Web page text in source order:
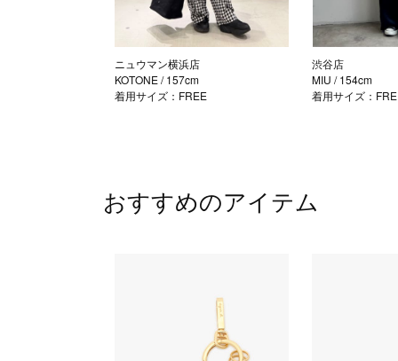
ニュウマン横浜店
KOTONE/ 157cm
着用サイズ：FREE
渋谷店
MIU/ 154cm
着用サイズ：
おすすめのアイテム